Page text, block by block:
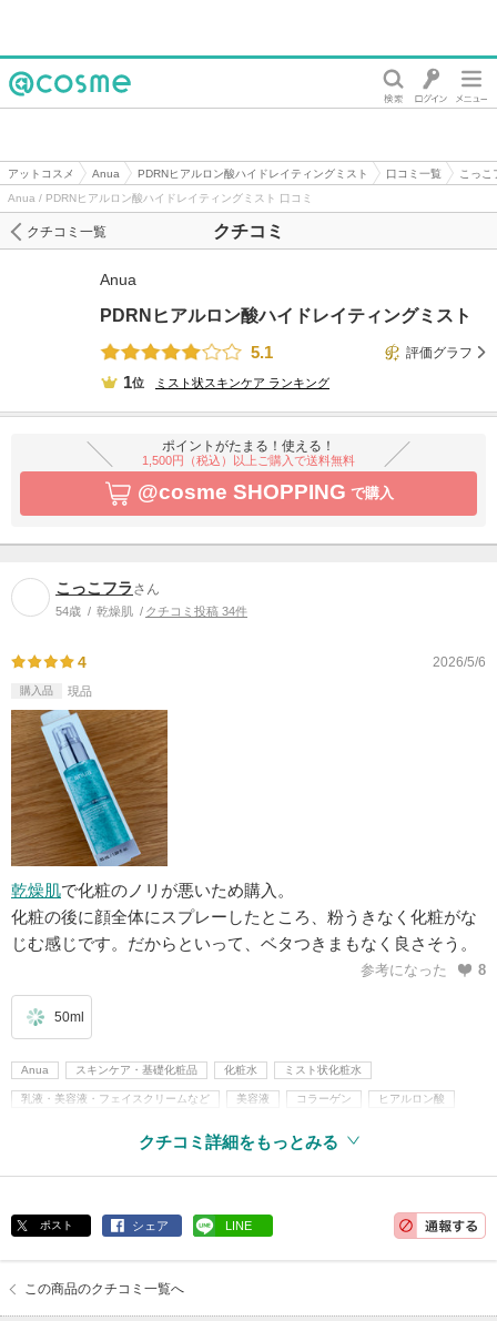
アットコスメ Anua PDRNヒアルロン酸ハイドレイティングミスト 口コミ一覧
こっこ
Anua / PDRNヒアルロン酸ハイドレイティングミスト 口コミ
クチコミ
クチコミ一覧
Anua
PDRNヒアルロン酸ハイドレイティングミスト
5.1
評価グラフ
1位 ミスト状スキンケア ランキング
ポイントがたまる！使える！
1,500円（税込）以上ご購入で送料無料
@cosme SHOPPING で購入
こっこフラ さん
54歳 乾燥肌 クチコミ投稿 34件
4 2026/5/6
購入品 現品
乾燥肌で化粧のノリが悪いため購入。
化粧の後に顔全体にスプレーしたところ、粉うきなく化粧がな
じむ感じです。だからといって、ベタつきまもなく良さそう。
参考になった 8
50ml
Anua スキンケア・基礎化粧品 化粧水 ミスト状化粧水
乳液・美容液・フェイスクリームなど 美容液 コラーゲン ヒアルロン酸
クチコミ詳細をもっとみる
ポスト シェア LINE
この商品のクチコミ一覧へ